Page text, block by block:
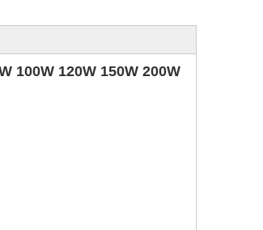
100W 120W 150W 200W